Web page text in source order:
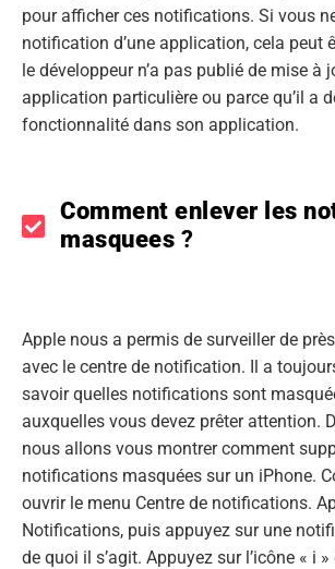
pour afficher ces notifications. Si vous
notification d’une application, cela peut
le développeur n’a pas publié de mise à
application particulière ou parce qu’il a
fonctionnalité dans son application.
Comment enlever les
masquees ?
Apple nous a permis de surveiller de
avec le centre de notification. Il a
savoir quelles notifications sont
auxquelles vous devez prêter attention.
nous allons vous montrer comment
notifications masquées sur un iPhone.
ouvrir le menu Centre de notifications.
Notifications, puis appuyez sur une
de quoi il s’agit. Appuyez sur l’icône « i